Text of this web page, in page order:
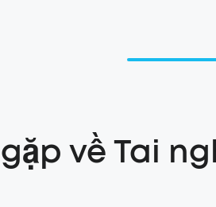
về Tai